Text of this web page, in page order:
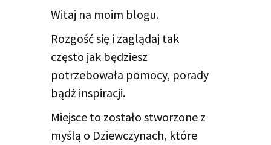
Witaj na moim blogu.
Rozgość się i zaglądaj tak
często jak będziesz
potrzebowała pomocy, porady
bądż inspiracji.
Miejsce to zostało stworzone z
myślą o Dziewczynach, które